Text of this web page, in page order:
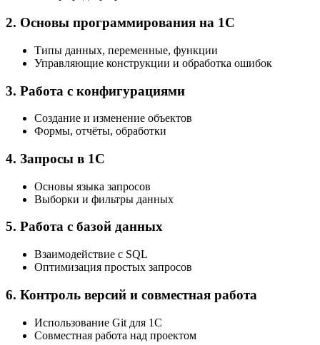
2. Основы программирования на 1С
Типы данных, переменные, функции
Управляющие конструкции и обработка ошибок
3. Работа с конфигурациями
Создание и изменение объектов
Формы, отчёты, обработки
4. Запросы в 1С
Основы языка запросов
Выборки и фильтры данных
5. Работа с базой данных
Взаимодействие с SQL
Оптимизация простых запросов
6. Контроль версий и совместная работа
Использование Git для 1С
Совместная работа над проектом